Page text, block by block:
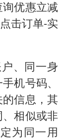
国防部：中国军队坚决反制任何闹海挑衅图谋
吗
优惠立减
击订单-实
、同一身
机号码、
信息，其
相似或非
为同一用